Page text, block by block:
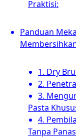
Praktisi:
Panduan
1. Dry
2.
3.
Pasta
4.
Tanpa